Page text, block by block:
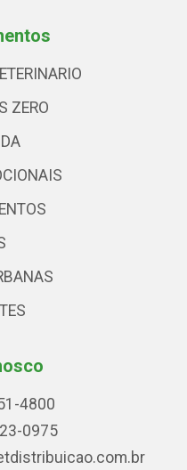
ZERO
4800
0975